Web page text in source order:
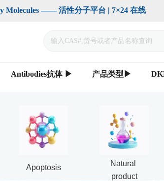
Molecules —— 活性分子平台 | 7×24 在线
Antibodies抗体 ▶ 产品类型▶
Apoptosis
Natural
product